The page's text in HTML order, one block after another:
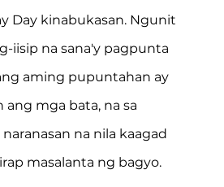
Day kinabukasan. Ngunit
iisip na sana'y pagpunta
aming pupuntahan ay
ang mga bata, na sa
na nila kaagad
masalanta ng bagyo.